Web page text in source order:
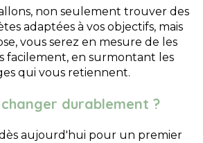
non seulement trouver des
adaptées à vos objectifs, mais
vous serez en mesure de les
facilement, en surmontant les
qui vous retiennent.
durablement ?
aujourd'hui pour un premier